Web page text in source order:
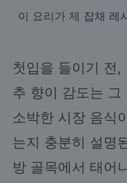
이 요리가 제 잡채 레
첫입을 들이기 전,
추 향이 감도는 그
소박한 시장 음식
는지 충분히 설명
방 골목에서 태어